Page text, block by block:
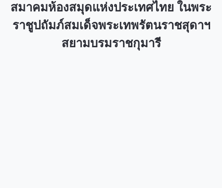
สมาคมห้องสมุดแห่งประเทศไทย ในพระ
ราชูปถัมภ์สมเด็จพระเทพรัตนราชสุดาฯ
สยามบรมราชกุมารี